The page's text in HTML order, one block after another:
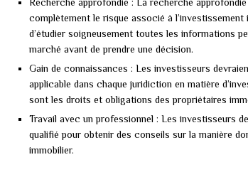
complètement le risque associé à
d’étudier soigneusement toutes les informations
marché avant de prendre une décision.
Gain de connaissances : Les investisseurs
applicable dans chaque juridiction en matière
sont les droits et obligations des propriétaires
Travail avec un professionnel : Les investisseurs
qualifié pour obtenir des conseils sur la manière
immobilier.